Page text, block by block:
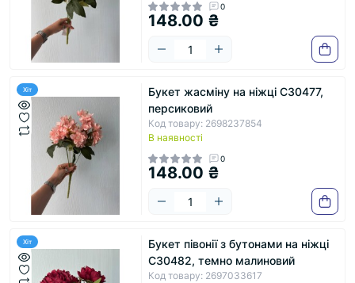
0
148.00 ₴
Хіт
Букет жасміну на ніжці С30477,
персиковий
Код товару: 2698237854
В наявності
0
148.00 ₴
Хіт
Букет півонії з бутонами на ніжці
С30482, темно малиновий
Код товару: 2697033617